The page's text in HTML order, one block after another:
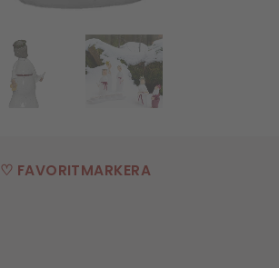
♡ FAVORITMARKERA